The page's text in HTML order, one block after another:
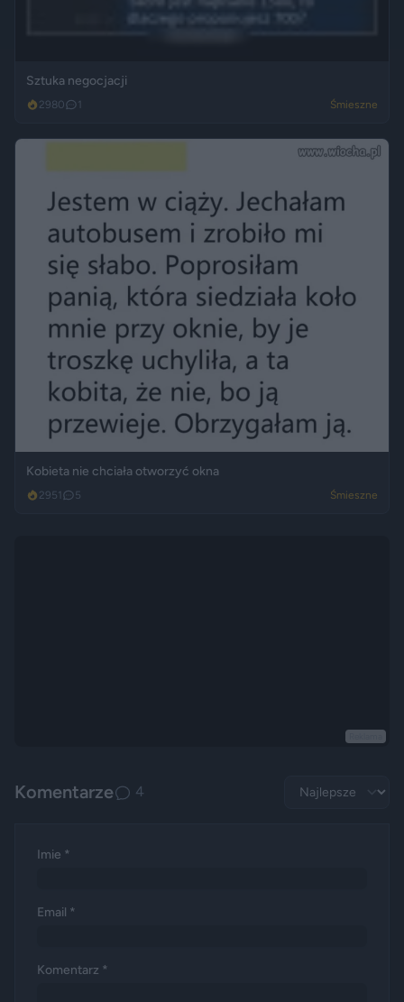
Sztuka negocjacji
2980 1 Śmieszne
Kobieta nie chciała otworzyć okna
2951 5 Śmieszne
Komentarze 4
Imie *
Email *
Komentarz *